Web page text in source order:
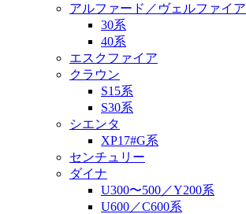
アルファード／ヴェルファイア
30系
40系
エスクファイア
クラウン
S15系
S30系
シエンタ
XP17#G系
センチュリー
ダイナ
U300〜500／Y200系
U600／C600系